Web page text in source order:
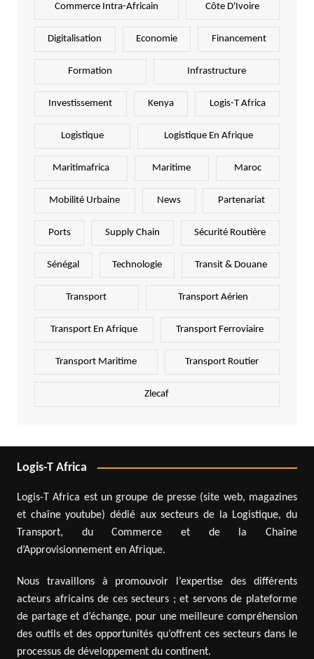
Commerce Intra-Africain Côte D'Ivoire
Digitalisation Economie Financement
Formation Infrastructure
Investissement Kenya Logis-T Africa
Logistique Logistique En Afrique
Maritimafrica Maritime Maroc
Mobilité Urbaine News Partenariat
Ports Supply Chain Sécurité Routière
Sénégal Technologie Transit & Douane
Transport Transport Aérien
Transport En Afrique Transport Ferroviaire
Transport Maritime Transport Routier
Zlecaf
Logis-T Africa
Logis-T Africa est un groupe de presse (site web, magazines
et chaîne youtube) dédié aux secteurs de la Logistique, du
Transport, du Commerce et de la Chaîne
d’Approvisionnement en Afrique.
Nous travaillons à promouvoir l’expertise des différents
acteurs africains de ces secteurs ; et servons de plateforme
de partage et d’échange, pour une meilleure compréhension
des outils et des opportunités qu’offrent ces secteurs dans le
processus de développement du continent.